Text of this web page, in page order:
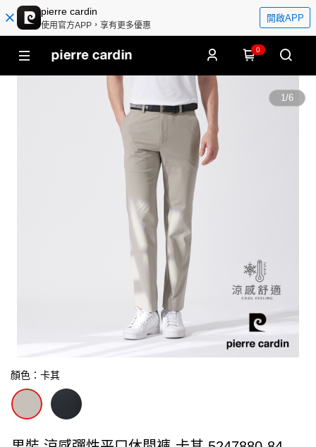
pierre cardin
使用官方APP，享有更多優惠
開啟APP
0
1/6
顏色：卡其